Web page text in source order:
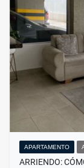
APARTAMENTO
ARRIENDO: